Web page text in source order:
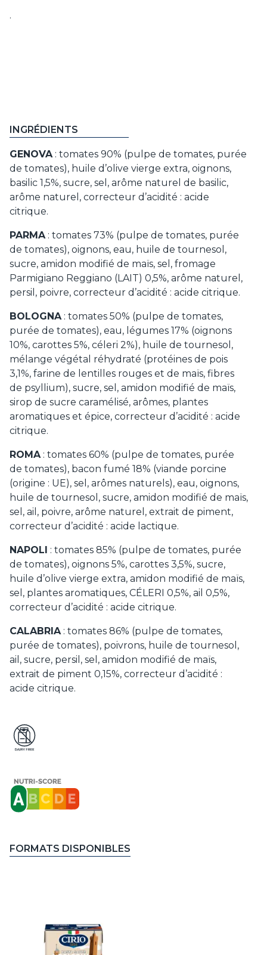
.
INGRÉDIENTS
GENOVA: tomates 90% (pulpe de tomates, purée
de tomates), huile d’olive vierge extra, oignons,
basilic 1,5%, sucre, sel, arôme naturel de basilic,
arôme naturel, correcteur d’acidité : acide
citrique.
PARMA: tomates 73% (pulpe de tomates, purée
de tomates), oignons, eau, huile de tournesol,
sucre, amidon modifié de maïs, sel, fromage
Parmigiano Reggiano (LAIT) 0,5%, arôme naturel,
persil, poivre, correcteur d’acidité : acide citrique.
BOLOGNA: tomates 50% (pulpe de tomates,
purée de tomates), eau, légumes 17% (oignons
10%, carottes 5%, céleri 2%), huile de tournesol,
mélange végétal réhydraté (protéines de pois
3,1%, farine de lentilles rouges et de maïs, fibres
de psyllium), sucre, sel, amidon modifié de maïs,
sirop de sucre caramélisé, arômes, plantes
aromatiques et épice, correcteur d’acidité : acide
citrique.
ROMA: tomates 60% (pulpe de tomates, purée
de tomates), bacon fumé 18% (viande porcine
(origine : UE), sel, arômes naturels), eau, oignons,
huile de tournesol, sucre, amidon modifié de maïs,
sel, ail, poivre, arôme naturel, extrait de piment,
correcteur d’acidité : acide lactique.
NAPOLI : tomates 85% (pulpe de tomates, purée
de tomates), oignons 5%, carottes 3,5%, sucre,
huile d’olive vierge extra, amidon modifié de maïs,
sel, plantes aromatiques, CÉLERI 0,5%, ail 0,5%,
correcteur d’acidité : acide citrique.
CALABRIA: tomates 86% (pulpe de tomates,
purée de tomates), poivrons, huile de tournesol,
ail, sucre, persil, sel, amidon modifié de maïs,
extrait de piment 0,15%, correcteur d’acidité :
acide citrique.
FORMATS DISPONIBLES